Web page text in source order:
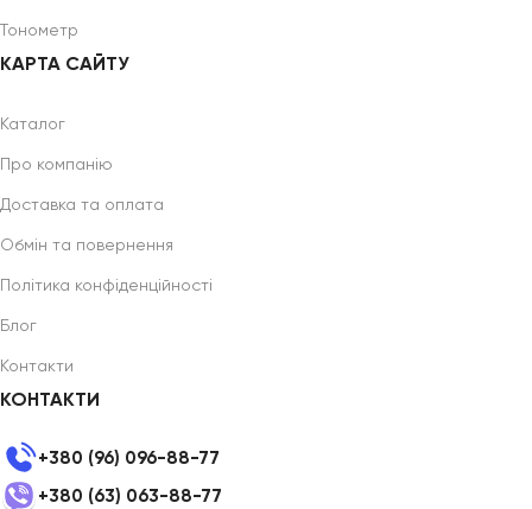
Тонометр
КАРТА САЙТУ
Каталог
Про компанію
Доставка та оплата
Обмін та повернення
Політика конфіденційності
Блог
Контакти
КОНТАКТИ
+380 (96) 096-88-77
+380 (63) 063-88-77